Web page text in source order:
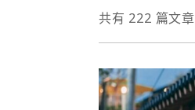
共有 222 篇文章